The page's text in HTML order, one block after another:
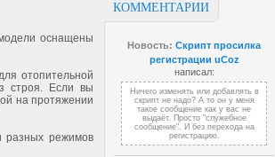
КОММЕНТАРИИ
Новость: Скрипт просилка
регистрации uCoz
написал:
Ничего изменять или добавлять в
скрипт не надо? А то он у меня
такое сообщение как у вас не
выдаёт. Просто "служебное
сообщение". И без перехода на
регистрацию.
оснащены
отопительной
строя. Если вы
на протяжении
разных режимов